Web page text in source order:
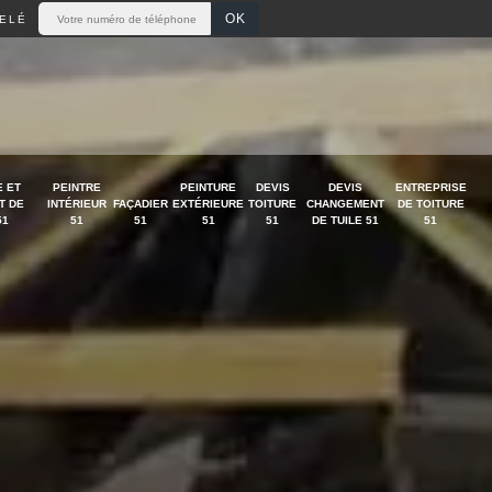
ET
DE
PEINTRE
INTÉRIEUR
51
FAÇADIER
51
PEINTURE
EXTÉRIEURE
51
DEVIS
TOITURE
51
DEVIS
CHANGEMENT
DE TUILE 51
ENTREPRISE
DE TOITURE
51